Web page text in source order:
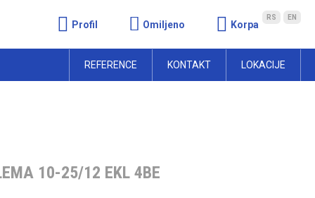
Profil Omiljeno Korpa
RS EN
REFERENCE KONTAKT LOKACIJE
10-25/12 EKL 4BE